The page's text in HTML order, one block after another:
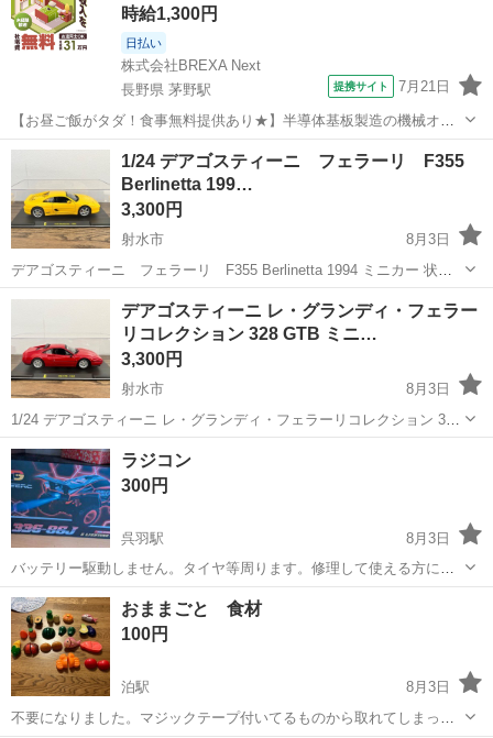
時給1,300円
日払い
株式会社BREXA Next
長野県 茅野駅
提携サイト 7月21日
【お昼ご飯がタダ！食事無料提供あり★】半導体基板製造の機械オペ
レーターや検査作業！未経験活躍中★カップル＆友達同士の応募OK！
赴任旅費会社負担★嬉しい無料送迎◎正社員登用制度あり！マイカー
通勤OK！無料駐車場完備！《長野県茅...
長野 茅野市 茅野駅 その他
1/24 デアゴスティーニ フェラーリ F355
Berlinetta 199…
3,300円
射水市
8月3日
デアゴスティーニ フェラーリ F355 Berlinetta 1994 ミニカー 状
態：美品 大きさ：W22、D11、H8 ケースに薄いキズやスレがありま
す。 ご覧いただき誠にありがとうございます。 ...
富山 射水市 ミニカー
デアゴスティーニ レ・グランディ・フェラー
リコレクション 328 GTB ミニ…
3,300円
射水市
8月3日
1/24 デアゴスティーニ レ・グランディ・フェラーリコレクション 328
GTB ミニカー DeAGOSTINI FERRARI 1985 状態：美品 大きさ：ケー
スW22、D11、H8 ケースに薄いキズが...
富山 射水市
ラジコン
300円
呉羽駅
8月3日
バッテリー駆動しません。タイヤ等周ります。修理して使える方に。
状態を確認の上、取引お願いいたします。取引後の返品返金は できま
せん。苦情等で評価を悪くしないというお約束の方と取引いたしま
す。
富山 富山市 呉羽駅 ラジコン
おままごと 食材
100円
泊駅
8月3日
不要になりました。マジックテープ付いてるものから取れてしまった